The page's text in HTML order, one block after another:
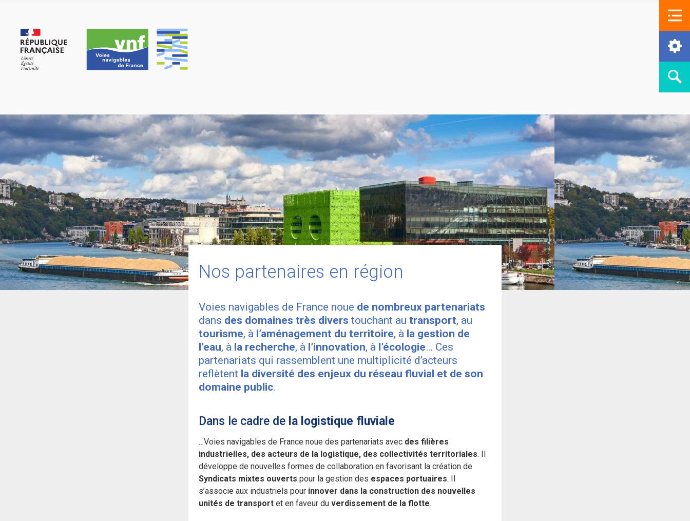
Nos partenaires en région
Voies navigables de France noue de nombreux partenariats
dans des domaines très divers touchant au transport, au
tourisme, à l’aménagement du territoire, à la gestion de
l’eau, à la recherche, à l’innovation, à l’écologie… Ces
partenariats qui rassemblent une multiplicité d’acteurs
reflètent la diversité des enjeux du réseau fluvial et de son
domaine public.
Dans le cadre de la logistique fluviale
…Voies navigables de France noue des partenariats avec des filières
industrielles, des acteurs de la logistique, des collectivités territoriales. Il
développe de nouvelles formes de collaboration en favorisant la création de
Syndicats mixtes ouverts pour la gestion des espaces portuaires. Il
s’associe aux industriels pour innover dans la construction des nouvelles
unités de transport et en faveur du verdissement de la flotte.